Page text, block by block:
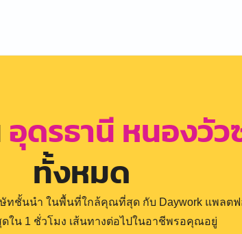
อุดรธานี หนองวั
ทั้งหมด
ทชั้นนำ ในพื้นที่ใกล้คุณที่สุด กับ Daywork แพลต
ดใน 1 ชั่วโมง เส้นทางต่อไปในอาชีพรอคุณอยู่